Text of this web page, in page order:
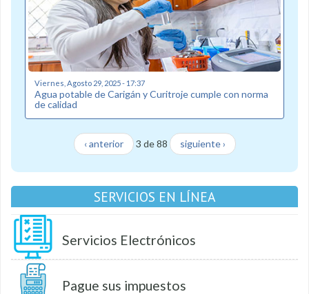
Viernes, Agosto 29, 2025 - 17:37
Agua potable de Carigán y Curitroje cumple con norma
de calidad
‹ anterior 3 de 88 siguiente ›
SERVICIOS EN LÍNEA
Servicios Electrónicos
Pague sus impuestos